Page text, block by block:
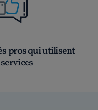
pros qui utilisent